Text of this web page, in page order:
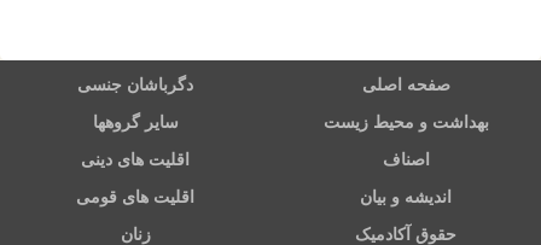
صفحه اصلی دگرباشان جنسی
بهداشت و محیط زیست سایر گروهها
اصناف اقلیت های دینی
اندیشه و بیان اقلیت های قومی
حقوق آکادمیک زنان